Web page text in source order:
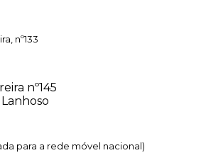
nº133
nº145
para a rede móvel nacional)